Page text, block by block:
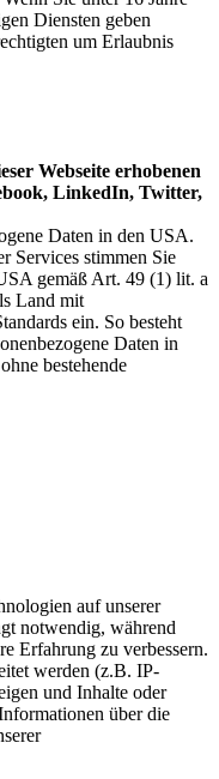
Diensten geben
um Erlaubnis
Webseite erhobenen
LinkedIn, Twitter,
Daten in den USA.
Services stimmen Sie
gemäß Art. 49 (1) lit. a
Land mit
ein. So besteht
Daten in
bestehende
auf unserer
notwendig, während
Erfahrung zu verbessern.
werden (z.B. IP-
und Inhalte oder
über die